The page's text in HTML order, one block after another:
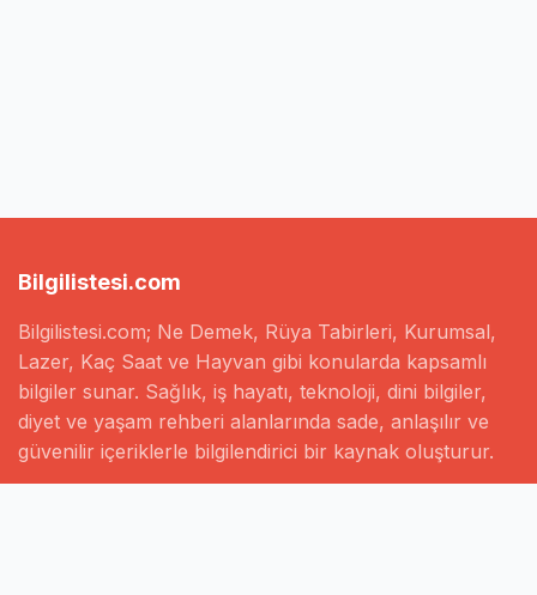
Bilgilistesi.com
Bilgilistesi.com; Ne Demek, Rüya Tabirleri, Kurumsal,
Lazer, Kaç Saat ve Hayvan gibi konularda kapsamlı
bilgiler sunar. Sağlık, iş hayatı, teknoloji, dini bilgiler,
diyet ve yaşam rehberi alanlarında sade, anlaşılır ve
güvenilir içeriklerle bilgilendirici bir kaynak oluşturur.